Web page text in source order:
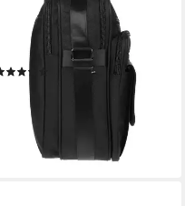
Businesstasche große Tasche
Herren Umhängetasch (1-tlg),
für Notebooks bis 17" (43cm)
38,95 €
lieferbar - in 2-3 Werktagen bei dir